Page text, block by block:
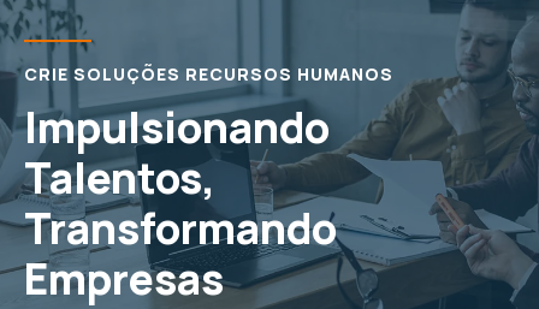
CRIE SOLUÇÕES RECURSOS HUMANOS
Impulsionando
Talentos,
Transformando
Empresas